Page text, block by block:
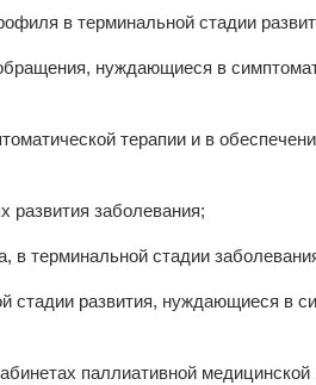
в терминальной стадии
нуждающиеся в
терапии и в
развития заболевания;
терминальной стадии
развития, нуждающиеся в
паллиативной